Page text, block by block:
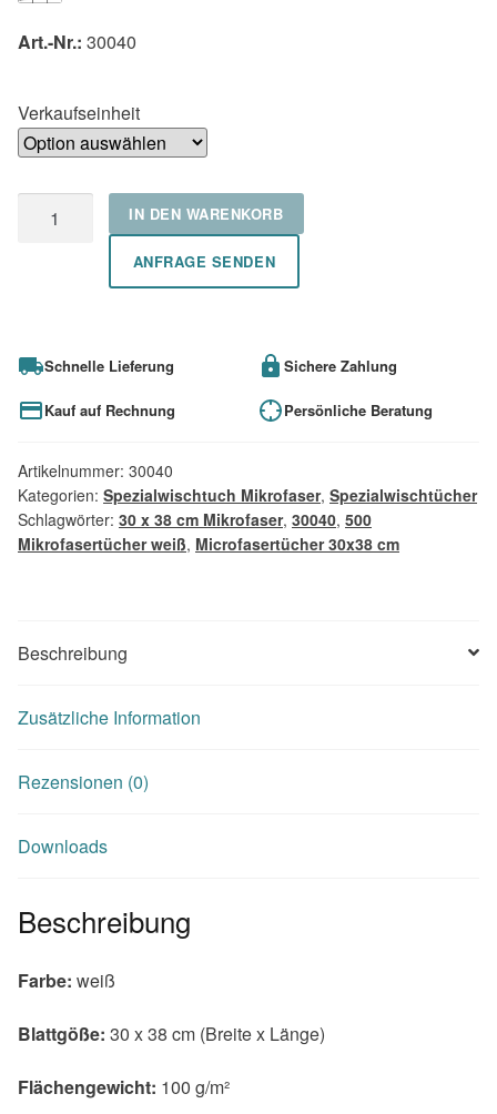
Art.-Nr.: 30040
Verkaufseinheit
Mikrofasertücher,
Mikrofaser,
30x38
cm,
Tücher
Menge
IN DEN WARENKORB
ANFRAGE SENDEN
Schnelle Lieferung Sichere Zahlung
Kauf auf Rechnung Persönliche Beratung
Artikelnummer: 30040
Kategorien: Spezialwischtuch Mikrofaser, Spezialwischtücher
Schlagwörter: 30 x 38 cm Mikrofaser, 30040, 500
Mikrofasertücher weiß, Microfasertücher 30x38 cm
Beschreibung
Zusätzliche Information
Rezensionen (0)
Downloads
Beschreibung
Farbe: weiß
Blattgöße: 30 x 38 cm (Breite x Länge)
Flächengewicht: 100 g/m²